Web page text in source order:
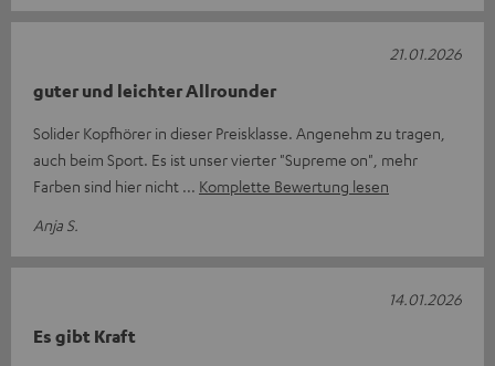
guter und leichter Allrounder
Solider Kopfhörer in dieser Preisklasse. Angenehm zu tragen,
auch beim Sport. Es ist unser vierter "Supreme on", mehr
Farben sind hier nicht
Komplette Bewertung lesen
Anja S.
21.01.2026
Es gibt Kraft
14.01.2026